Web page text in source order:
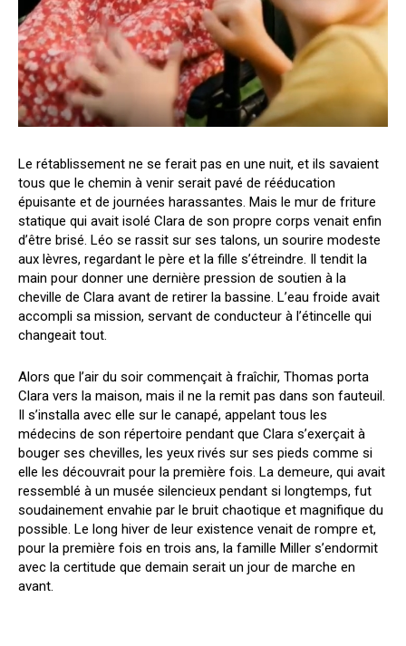
Le rétablissement ne se ferait pas en une nuit, et ils savaient
tous que le chemin à venir serait pavé de rééducation
épuisante et de journées harassantes. Mais le mur de friture
statique qui avait isolé Clara de son propre corps venait enfin
d’être brisé. Léo se rassit sur ses talons, un sourire modeste
aux lèvres, regardant le père et la fille s’étreindre. Il tendit la
main pour donner une dernière pression de soutien à la
cheville de Clara avant de retirer la bassine. L’eau froide avait
accompli sa mission, servant de conducteur à l’étincelle qui
changeait tout.
Alors que l’air du soir commençait à fraîchir, Thomas porta
Clara vers la maison, mais il ne la remit pas dans son fauteuil.
Il s’installa avec elle sur le canapé, appelant tous les
médecins de son répertoire pendant que Clara s’exerçait à
bouger ses chevilles, les yeux rivés sur ses pieds comme si
elle les découvrait pour la première fois. La demeure, qui avait
ressemblé à un musée silencieux pendant si longtemps, fut
soudainement envahie par le bruit chaotique et magnifique du
possible. Le long hiver de leur existence venait de rompre et,
pour la première fois en trois ans, la famille Miller s’endormit
avec la certitude que demain serait un jour de marche en
avant.